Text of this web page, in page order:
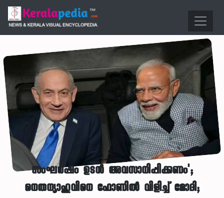
സംഘര്‍ഷം ഉടന്‍ അവസാനിപ്പിക്കണം';
നെതന്യാഹുവിനെ ഫോണില്‍ വിളിച്ച് മോദി;